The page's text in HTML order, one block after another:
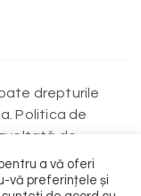
drepturile
Politica de
de
.
a vă oferi
vă preferințele și